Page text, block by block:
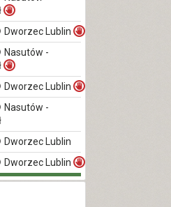
Dworzec Lublin
Nasutów -
Dworzec Lublin
Nasutów -
Dworzec Lublin
Dworzec Lublin